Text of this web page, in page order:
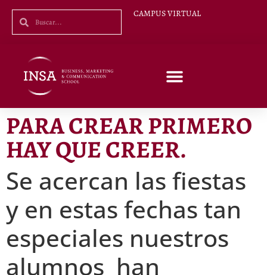
CAMPUS VIRTUAL
PARA CREAR PRIMERO
HAY QUE CREER.
Se acercan las fiestas
y en estas fechas tan
especiales nuestros
alumnos han